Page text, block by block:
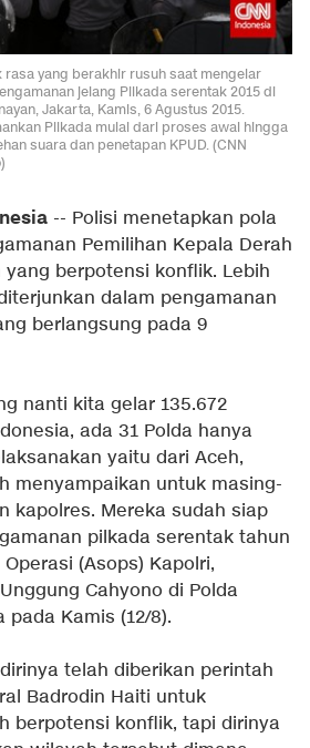
rasa yang berakhir rusuh saat mengelar
jelang Pilkada serentak 2015 di
Jakarta, Kamis, 6 Agustus 2015.
Pilkada mulai dari proses awal hingga
suara dan penetapan KPUD. (CNN
-- Polisi menetapkan pola
Pemilihan Kepala Derah
berpotensi konflik. Lebih
dalam pengamanan
berlangsung pada 9
nanti kita gelar 135.672
ada 31 Polda hanya
yaitu dari Aceh,
menyampaikan untuk masing-
kapolres. Mereka sudah siap
pilkada serentak tahun
(Asops) Kapolri,
Cahyono di Polda
Kamis (12/8).
telah diberikan perintah
Badrodin Haiti untuk
berpotensi konflik, tapi dirinya